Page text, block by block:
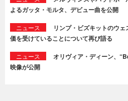
よるガッタ・モルタ、デビュー曲を公開
ニュース
リンプ・ビズキットのウ
価を受けていることについて再び語る
ニュース
オリヴィア・ディーン、
映像が公開